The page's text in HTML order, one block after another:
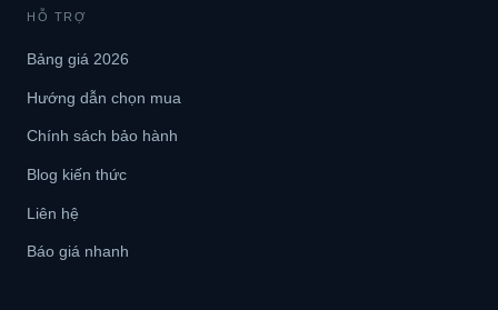
HỖ TRỢ
Bảng giá 2026
Hướng dẫn chọn mua
Chính sách bảo hành
Blog kiến thức
Liên hệ
Báo giá nhanh